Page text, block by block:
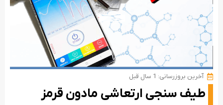
آخرین بروزرسانی: 1 سال قبل
طیف­ سنجی ارتعاشی مادون قرمز